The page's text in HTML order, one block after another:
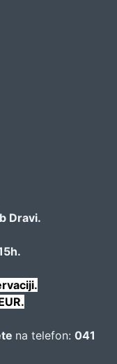
Dravi.
na telefon: 041